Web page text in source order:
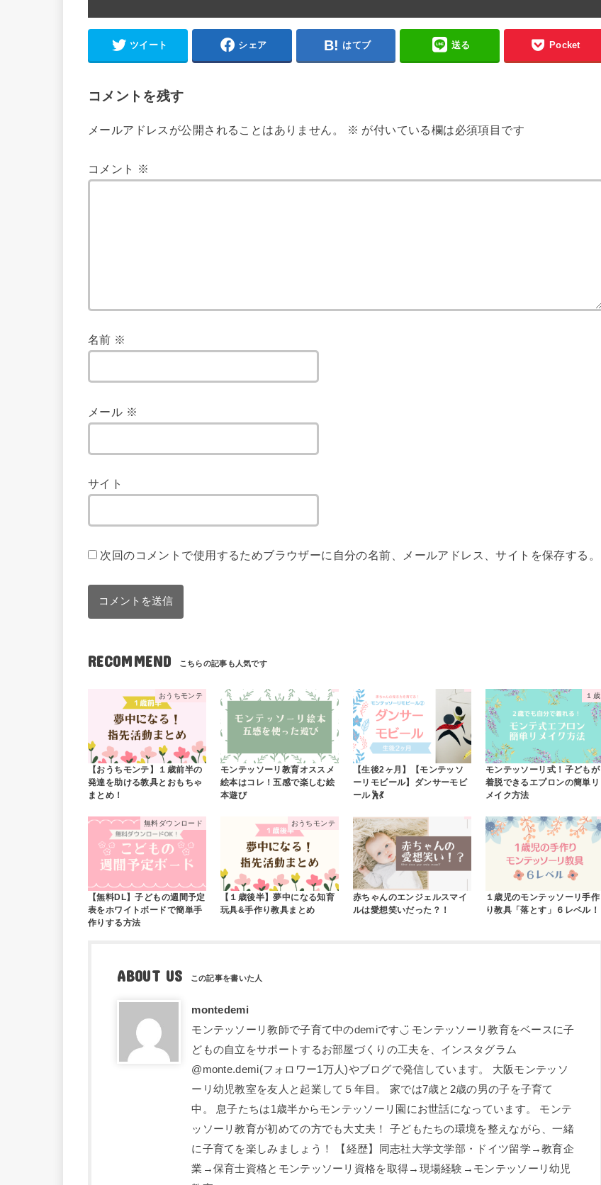
ツイート シェア はてブ 送る Pocket
コメントを残す
メールアドレスが公開されることはありません。 ※ が付いている欄は必須項目です
コメント ※
名前 ※
メール ※
サイト
次回のコメントで使用するためブラウザーに自分の名前、メールアドレス、サイトを保存する。
RECOMMEND
おうちモンテ
【おうちモンテ】１歳前半の
発達を助ける教具とおもちゃ
まとめ！
モンテッソーリ教育オススメ
絵本はコレ！五感で楽しむ絵
本遊び
【生後2ヶ月】【モンテッソ
ーリモビール】ダンサーモビ
ール🕺💃
１歳
モンテッソーリ式！子どもが
着脱できるエプロンの簡単リ
メイク方法
無料ダウンロード
【無料DL】子どもの週間予定
表をホワイトボードで簡単手
作りする方法
おうちモンテ
【１歳後半】夢中になる知育
玩具&手作り教具まとめ
赤ちゃんのエンジェルスマイ
ルは愛想笑いだった？！
１歳児のモンテッソーリ手作
り教具「落とす」６レベル！
ABOUT US
montedemi
モンテッソーリ教師で子育て中のdemiです◡̈ モンテッソーリ教育をベースに子
どもの自立をサポートするお部屋づくりの工夫を、インスタグラム
@monte.demi(フォロワー1万人)やブログで発信しています。 大阪モンテッソ
ーリ幼児教室を友人と起業して５年目。 家では7歳と2歳の男の子を子育て
中。 息子たちは1歳半からモンテッソーリ園にお世話になっています。 モンテ
ッソーリ教育が初めての方でも大丈夫！ 子どもたちの環境を整えながら、一緒
に子育てを楽しみましょう！ 【経歴】同志社大学文学部・ドイツ留学→教育企
業→保育士資格とモンテッソーリ資格を取得→現場経験→モンテッソーリ幼児